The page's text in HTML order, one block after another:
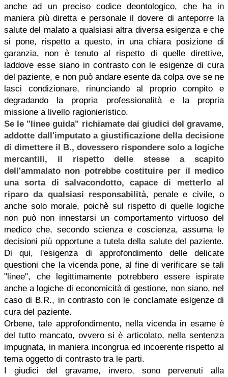
anche ad un preciso codice deontologico, che ha in
maniera più diretta e personale il dovere di anteporre la
salute del malato a qualsiasi altra diversa esigenza e che
si pone, rispetto a questo, in una chiara posizione di
garanzia, non è tenuto al rispetto di quelle direttive,
laddove esse siano in contrasto con le esigenze di cura
del paziente, e non può andare esente da colpa ove se ne
lasci condizionare, rinunciando al proprio compito e
degradando la propria professionalità e la propria
missione a livello ragionieristico.
Se le "linee guida" richiamate dai giudici del gravame,
addotte dall'imputato a giustificazione della decisione
di dimettere il B., dovessero rispondere solo a logiche
mercantili, il rispetto delle stesse a scapito
dell'ammalato non potrebbe costituire per il medico
una sorta di salvacondotto, capace di metterlo al
riparo da qualsiasi responsabilità, penale e civile, o
anche solo morale, poichè sul rispetto di quelle logiche
non può non innestarsi un comportamento virtuoso del
medico che, secondo scienza e coscienza, assuma le
decisioni più opportune a tutela della salute del paziente.
Di qui, l'esigenza di approfondimento delle delicate
questioni che la vicenda pone, al fine di verificare se tali
"linee", che legittimamente potrebbero essere ispirate
anche a logiche di economicità di gestione, non siano, nel
caso di B.R., in contrasto con le conclamate esigenze di
cura del paziente.
Orbene, tale approfondimento, nella vicenda in esame è
del tutto mancato, ovvero si è articolato, nella sentenza
impugnata, in maniera incongrua ed incoerente rispetto al
tema oggetto di contrasto tra le parti.
I giudici del gravame, invero, sono pervenuti alla